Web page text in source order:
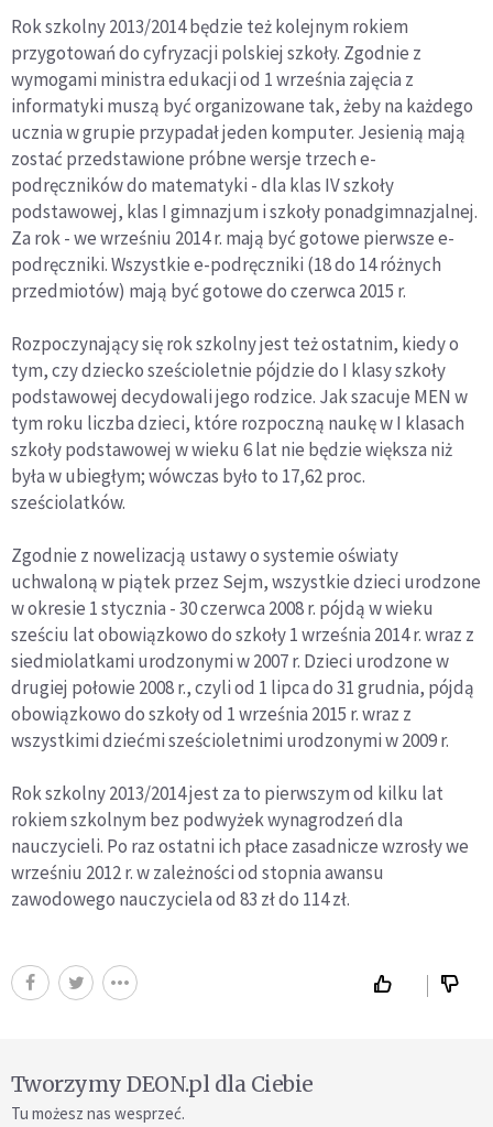
Rok szkolny 2013/2014 będzie też kolejnym rokiem
przygotowań do cyfryzacji polskiej szkoły. Zgodnie z
wymogami ministra edukacji od 1 września zajęcia z
informatyki muszą być organizowane tak, żeby na każdego
ucznia w grupie przypadał jeden komputer. Jesienią mają
zostać przedstawione próbne wersje trzech e-
podręczników do matematyki - dla klas IV szkoły
podstawowej, klas I gimnazjum i szkoły ponadgimnazjalnej.
Za rok - we wrześniu 2014 r. mają być gotowe pierwsze e-
podręczniki. Wszystkie e-podręczniki (18 do 14 różnych
przedmiotów) mają być gotowe do czerwca 2015 r.
Rozpoczynający się rok szkolny jest też ostatnim, kiedy o
tym, czy dziecko sześcioletnie pójdzie do I klasy szkoły
podstawowej decydowali jego rodzice. Jak szacuje MEN w
tym roku liczba dzieci, które rozpoczną naukę w I klasach
szkoły podstawowej w wieku 6 lat nie będzie większa niż
była w ubiegłym; wówczas było to 17,62 proc.
sześciolatków.
Zgodnie z nowelizacją ustawy o systemie oświaty
uchwaloną w piątek przez Sejm, wszystkie dzieci urodzone
w okresie 1 stycznia - 30 czerwca 2008 r. pójdą w wieku
sześciu lat obowiązkowo do szkoły 1 września 2014 r. wraz z
siedmiolatkami urodzonymi w 2007 r. Dzieci urodzone w
drugiej połowie 2008 r., czyli od 1 lipca do 31 grudnia, pójdą
obowiązkowo do szkoły od 1 września 2015 r. wraz z
wszystkimi dziećmi sześcioletnimi urodzonymi w 2009 r.
Rok szkolny 2013/2014 jest za to pierwszym od kilku lat
rokiem szkolnym bez podwyżek wynagrodzeń dla
nauczycieli. Po raz ostatni ich płace zasadnicze wzrosły we
wrześniu 2012 r. w zależności od stopnia awansu
zawodowego nauczyciela od 83 zł do 114 zł.
Tworzymy DEON.pl dla Ciebie
Tu możesz nas wesprzeć.